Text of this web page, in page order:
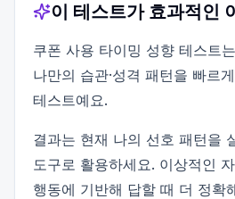
이 테스트가 효과적인
쿠폰 사용 타이밍 성향 테스트
나만의 습관·성격 패턴을 빠르
테스트예요.
결과는 현재 나의 선호 패턴을
도구로 활용하세요. 이상적인
행동에 기반해 답할 때 더 정확